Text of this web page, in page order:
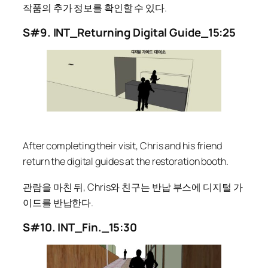
작품의 추가 정보를 확인할 수 있다.
S#9. INT_Returning Digital Guide_15:25
After completing their visit, Chris and his friend
return the digital guides at the restoration booth.
관람을 마친 뒤, Chris와 친구는 반납 부스에 디지털 가
이드를 반납한다.
S#10. INT_Fin._15:30